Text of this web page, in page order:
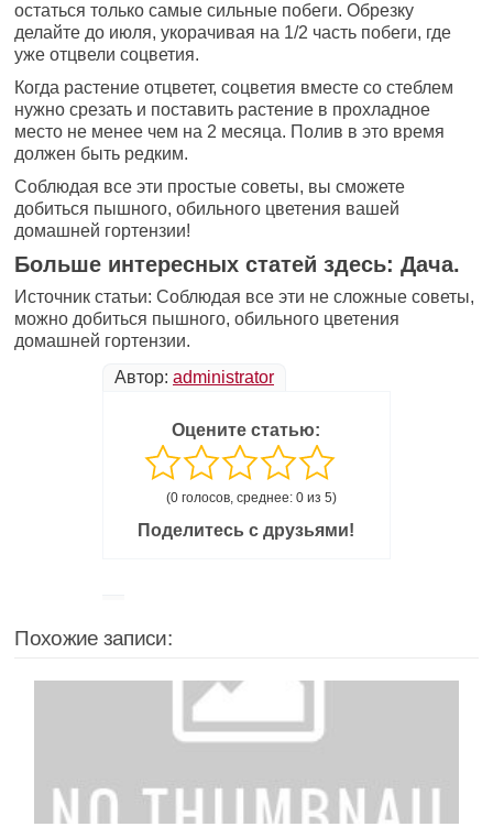
остаться только самые сильные побеги. Обрезку
делайте до июля, укорачивая на 1/2 часть побеги, где
уже отцвели соцветия.
Когда растение отцветет, соцветия вместе со стеблем
нужно срезать и поставить растение в прохладное
место не менее чем на 2 месяца. Полив в это время
должен быть редким.
Соблюдая все эти простые советы, вы сможете
добиться пышного, обильного цветения вашей
домашней гортензии!
Больше интересных статей здесь: Дача.
Источник статьи: Соблюдая все эти не сложные советы,
можно добиться пышного, обильного цветения
домашней гортензии.
Автор: administrator
Оцените статью:
(0 голосов, среднее: 0 из 5)
Поделитесь с друзьями!
Похожие записи: